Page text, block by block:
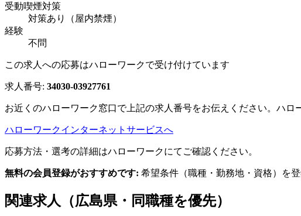
受動喫煙対策
対策あり（屋内禁煙）
経験
不問
この求人への応募はハローワークで受け付けています
求人番号: 34030-03927761
お近くのハローワーク窓口で上記の求人番号をお伝えください。ハロ
ハローワークインターネットサービスへ
応募方法・選考の詳細はハローワークにてご確認ください。
無料の会員登録がおすすめです: 希望条件（職種・勤務地・資格）を
関連求人（広島県・同職種を優先）